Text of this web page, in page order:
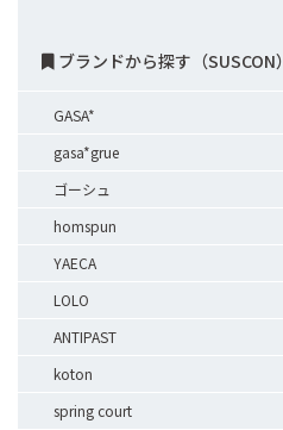
ブランドから探す（SUSCON）
GASA*
gasa*grue
ゴーシュ
homspun
YAECA
LOLO
ANTIPAST
koton
spring court